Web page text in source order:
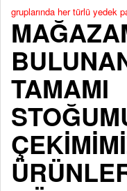
gruplarında her türlü yedek
TAMAMI